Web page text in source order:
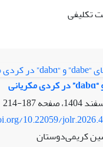
تکلیفی
187-214
10.22059/
کریمی‌دوستان